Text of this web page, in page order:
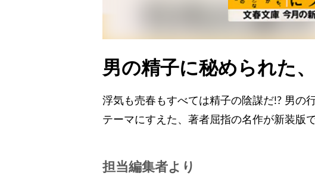
男の精子に秘められた
浮気も売春もすべては精子の陰謀だ!? 男の
テーマにすえた、著者屈指の名作が新装版
担当編集者より